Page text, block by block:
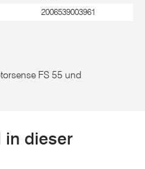
2006539003961
FS 55 und
in dieser